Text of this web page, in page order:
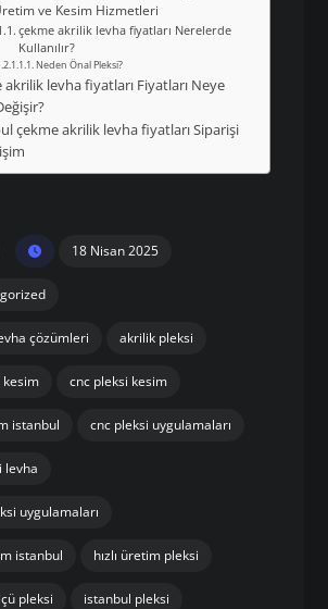
ve Kesim Hizmetleri
çekme akrilik levha fiyatları Nerelerde
Kullanılır?
Neden Önal Pleksi?
akrilik levha fiyatları Fiyatları Neye
çekme akrilik levha fiyatları Siparişi
18 Nisan 2025
çözümleri akrilik pleksi
kesim cnc pleksi kesim
istanbul cnc pleksi uygulamaları
levha
uygulamaları
istanbul hızlı üretim pleksi
pleksi istanbul pleksi